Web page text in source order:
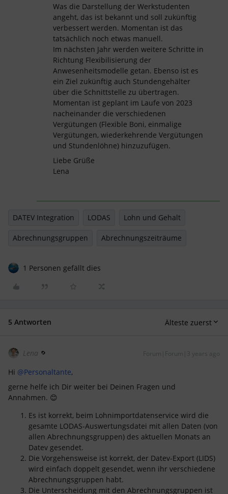
Was die Darstellung der Werkstudenten
angeht, das ist bekannt und soll zukünftig
verbessert werden. Momentan ist das
tatsächlich noch etwas manuell.
Im nächsten Jahr werden weitere Schritte in
Richtung Flexibilisierung der
Anwesenheitsmodelle getan. Ebenso ist es
ein Ziel zukünftig auch Stundengehälter
über die Schnittstelle zu übertragen.
Momentan ist geplant im Laufe von 2023
nacheinander die verschiedenen
Vergütungen (Flexible Boni, einmalige
Vergütungen, wiederkehrende Vergütungen
und Stundenlöhne) hinzuzufügen.
Liebe Grüße
Lena
DATEV Integration LODAS Lohn und Gehalt
Abrechnungsgruppen Abrechnungszeiträume
1 Personen gefällt dies
5 Antworten Älteste zuerst
Lena Forum|Forum|3 years ago
Hi @Personaltante,
gerne helfe ich Dir weiter bei Deinen Fragen und
Annahmen. 😊
Es ist korrekt, beim Lohnimportdatenservice wird die
gesamte LODAS-Auswertungsdatei mit allen Daten (von
allen Abrechnungsgruppen) des aktuellen Monats an
Datev gesendet.
Die Vorgehensweise ist korrekt, der Datev-Export (LIDS)
wird einfach doppelt gesendet, wenn ihr verschiedene
Abrechnungsgruppen habt.
Die Unterscheidung mit den Abrechnungsgruppen ist